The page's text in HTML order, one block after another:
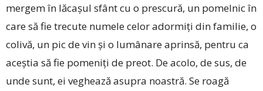
mergem în lăcașul sfânt cu o prescură, un pomelnic în
care să fie trecute numele celor adormiți din familie, o
colivă, un pic de vin și o lumânare aprinsă, pentru ca
aceștia să fie pomeniți de preot. De acolo, de sus, de
unde sunt, ei veghează asupra noastră. Se roagă